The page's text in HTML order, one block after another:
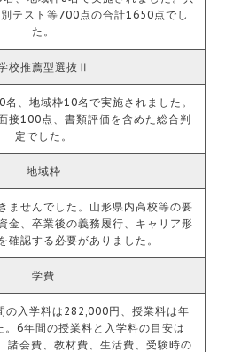
テスト等700点の合計1650点でし
た。
校推薦型選抜Ⅱ
、地域枠10名で実施されました。
接100点、書類評価を含めた総合判
定でした。
地域枠
ませんでした。山形県内高校等の要
金、卒業後の義務履行、キャリア形
確認する必要がありました。
学費
の入学料は282,000円、授業料は年
6年間の授業料と入学料の目安は
諸会費、教材費、生活費、受験時の